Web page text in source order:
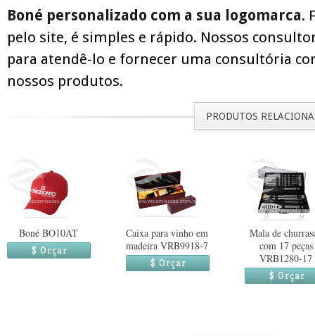
Boné personalizado com a sua logomarca.
pelo site, é simples e rápido. Nossos
para atendê-lo e fornecer uma consultória
nossos produtos.
PRODUTOS
Boné BO10AT
$ Orçar
Caixa para vinho em
madeira VRB9918-7
$ Orçar
Mala de
com 17 peças
VRB1280-17
$ Orçar